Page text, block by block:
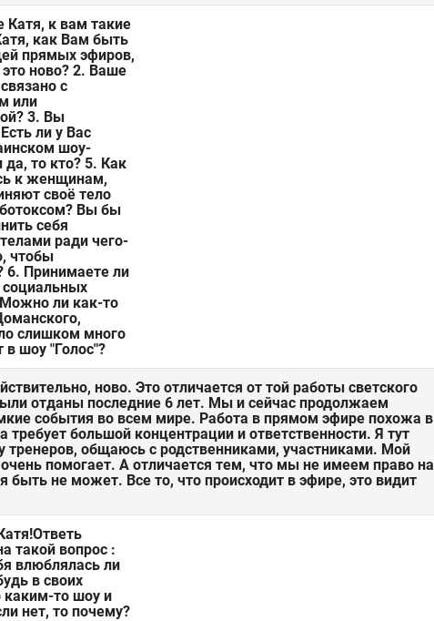
Катя, к вам такие
как Вам быть
прямых эфиров,
ново? 2. Ваше
с
или
3. Вы
ли у Вас
шоу-
да, то кто? 5. Как
к женщинам,
своё тело
Вы бы
себя
ради чего-
чтобы
6. Принимаете ли
ли как-то
слишком много
в шоу "Голос"?
ново. Это отличается от той работы светского
отданы последние 6 лет. Мы и сейчас продолжаем
события во всем мире. Работа в прямом эфире похожа в
требует большой концентрации и ответственности. Я тут
тренеров, общаюсь с родственниками, участниками. Мой
помогает. А отличается тем, что мы не имеем право на
быть не может. Все то, что происходит в эфире, это видит
такой вопрос :
влюблялась ли
в своих
каким-то шоу и
нет, то почему?